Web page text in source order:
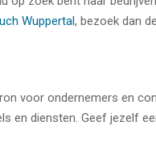
Wuppertal, bezoek dan
voor ondernemers en
en diensten. Geef jezelf